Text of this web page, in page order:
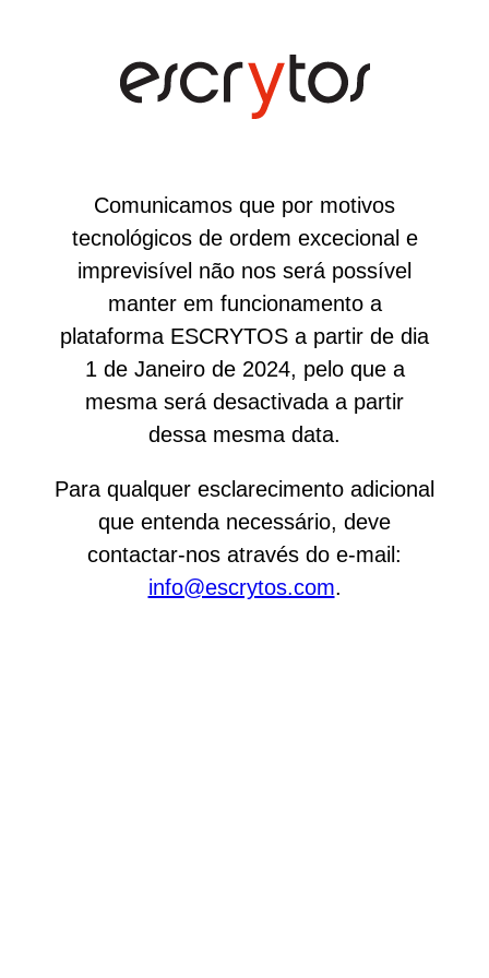
Comunicamos que por motivos
tecnológicos de ordem excecional e
imprevisível não nos será possível
manter em funcionamento a
plataforma ESCRYTOS a partir de dia
1 de Janeiro de 2024, pelo que a
mesma será desactivada a partir
dessa mesma data.
Para qualquer esclarecimento adicional
que entenda necessário, deve
contactar-nos através do e-mail:
info@escrytos.com.